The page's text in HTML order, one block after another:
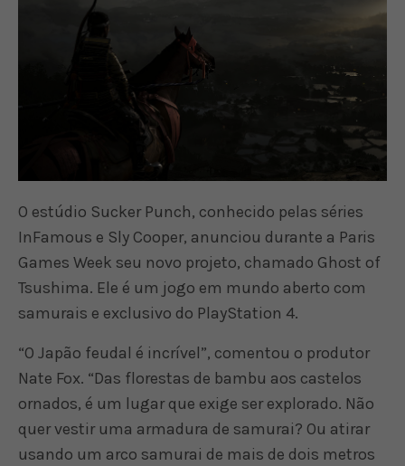
O estúdio Sucker Punch, conhecido pelas séries
InFamous e Sly Cooper, anunciou durante a Paris
Games Week seu novo projeto, chamado Ghost of
Tsushima. Ele é um jogo em mundo aberto com
samurais e exclusivo do PlayStation 4.
“O Japão feudal é incrível”, comentou o produtor
Nate Fox. “Das florestas de bambu aos castelos
ornados, é um lugar que exige ser explorado. Não
quer vestir uma armadura de samurai? Ou atirar
usando um arco samurai de mais de dois metros